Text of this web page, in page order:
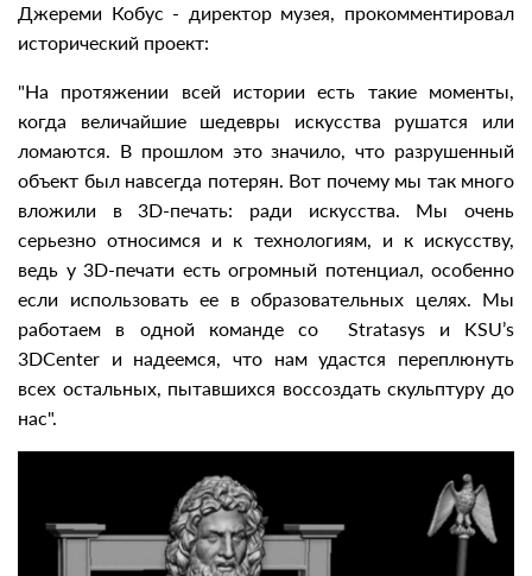
Джереми Кобус - директор музея, прокомментировал
исторический проект:
"На протяжении всей истории есть такие моменты,
когда величайшие шедевры искусства рушатся или
ломаются. В прошлом это значило, что разрушенный
объект был навсегда потерян. Вот почему мы так много
вложили в 3D-печать: ради искусства. Мы очень
серьезно относимся и к технологиям, и к искусству,
ведь у 3D-печати есть огромный потенциал, особенно
если использовать ее в образовательных целях. Мы
работаем в одной команде со Stratasys и KSU’s
3DCenter и надеемся, что нам удастся переплюнуть
всех остальных, пытавшихся воссоздать скульптуру до
нас".